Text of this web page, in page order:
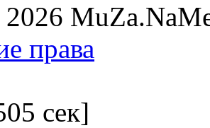
права
сек]